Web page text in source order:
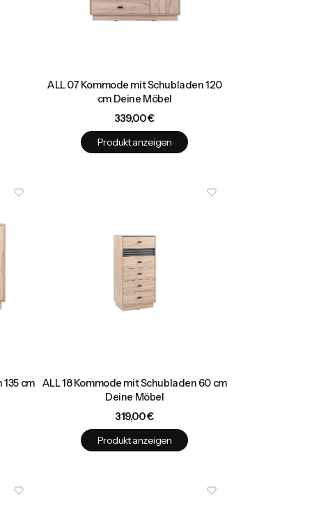
ALL 07 Kommode mit Schubladen 120
cm Deine Möbel
Preis
339,00 €
Produkt anzeigen
cm
ALL 18 Kommode mit Schubladen 60 cm
Deine Möbel
Preis
319,00 €
Produkt anzeigen